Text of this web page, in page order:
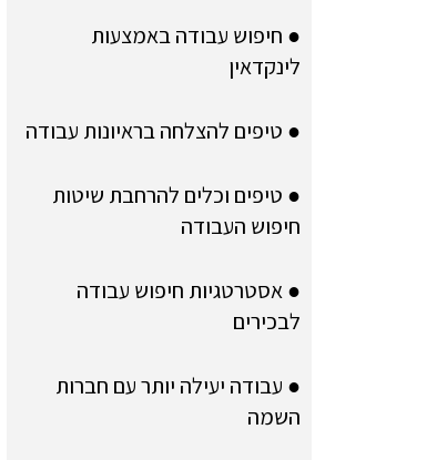
● חיפוש עבודה באמצעות
לינקדאין
● טיפים להצלחה בראיונות עבודה
● טיפים וכלים להרחבת שיטות
חיפוש העבודה
● אסטרטגיות חיפוש עבודה
לבכירים
● עבודה יעילה יותר עם חברות
השמה